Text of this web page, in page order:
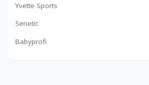
Yvette Sports
Senetic
Babyprofi